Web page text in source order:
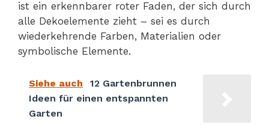
ist ein erkennbarer roter Faden, der sich durch
alle Dekoelemente zieht – sei es durch
wiederkehrende Farben, Materialien oder
symbolische Elemente.
Siehe auch
12 Gartenbrunnen
Ideen für einen entspannten
Garten